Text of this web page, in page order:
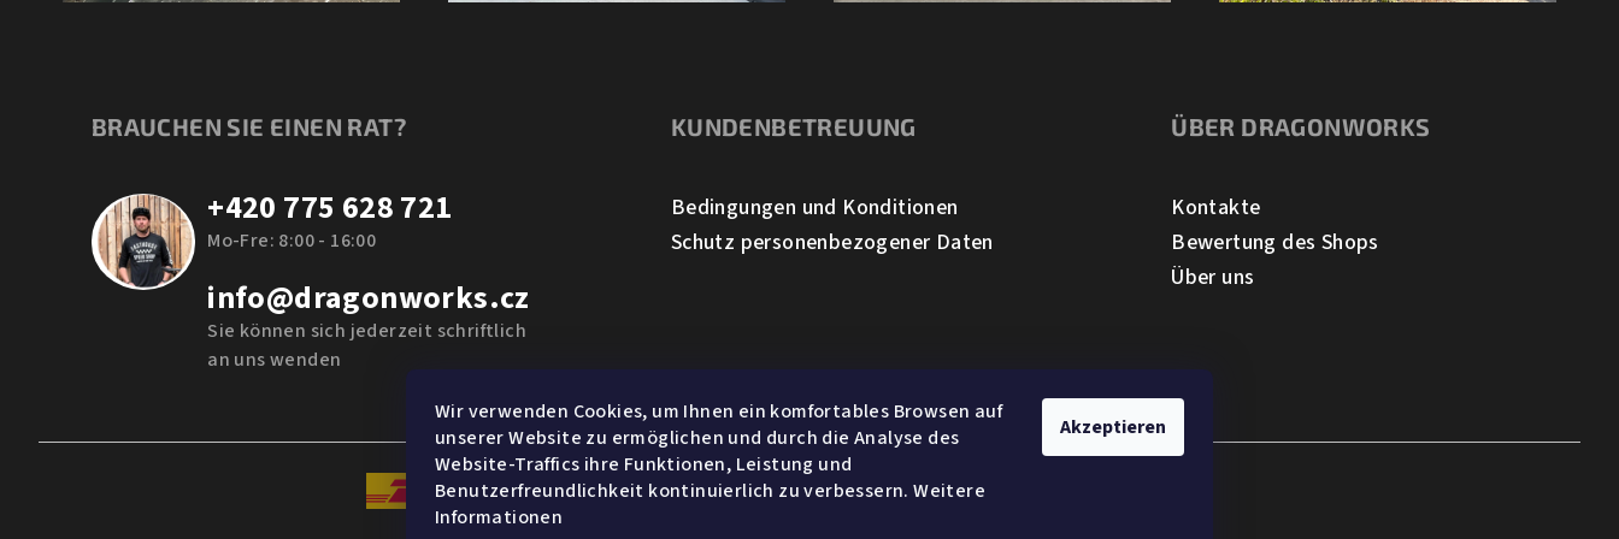
Wir verwenden Cookies, um Ihnen ein komfortables Browsen auf
unserer Website zu ermöglichen und durch die Analyse des
Website-Traffics ihre Funktionen, Leistung und
Benutzerfreundlichkeit kontinuierlich zu verbessern. Weitere
Informationen
Akzeptieren
BRAUCHEN SIE EINEN RAT?
+420 775 628 721
Mo-Fre: 8:00 - 16:00
info@dragonworks.cz
Sie können sich jederzeit schriftlich
an uns wenden
KUNDENBETREUUNG
Bedingungen und Konditionen
Schutz personenbezogener Daten
ÜBER DRAGONWORKS
Kontakte
Bewertung des Shops
Über uns